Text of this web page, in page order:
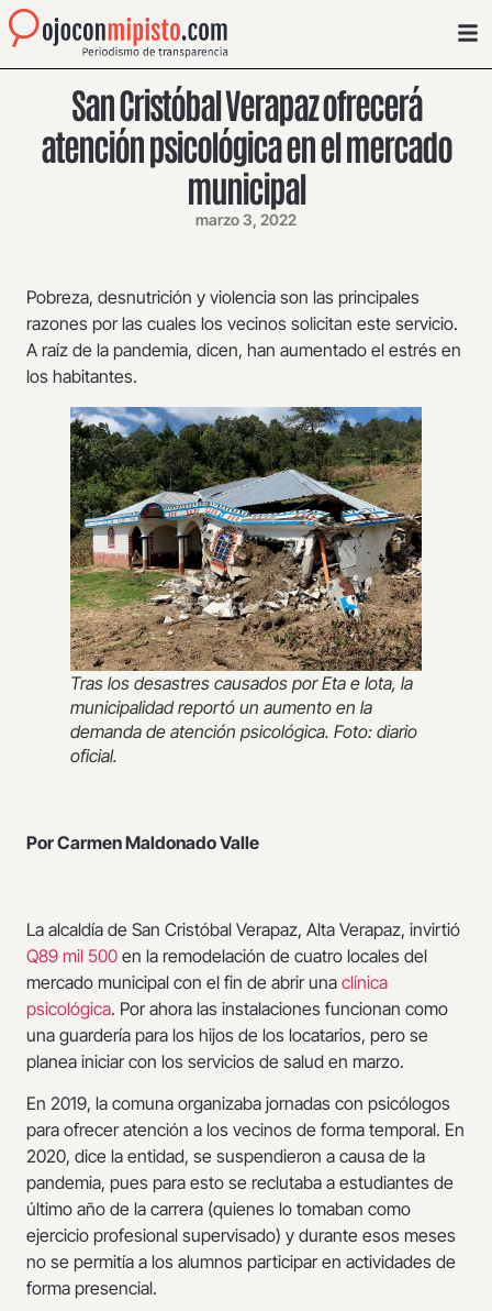
San Cristóbal Verapaz ofrecerá
atención psicológica en el mercado
municipal
marzo 3, 2022
Pobreza, desnutrición y violencia son las principales
razones por las cuales los vecinos solicitan este servicio.
A raíz de la pandemia, dicen, han aumentado el estrés en
los habitantes.
Tras los desastres causados por Eta e Iota, la
municipalidad reportó un aumento en la
demanda de atención psicológica. Foto: diario
oficial.
Por Carmen Maldonado Valle
La alcaldía de San Cristóbal Verapaz, Alta Verapaz, invirtió
Q89 mil 500 en la remodelación de cuatro locales del
mercado municipal con el fin de abrir una clínica
psicológica. Por ahora las instalaciones funcionan como
una guardería para los hijos de los locatarios, pero se
planea iniciar con los servicios de salud en marzo.
En 2019, la comuna organizaba jornadas con psicólogos
para ofrecer atención a los vecinos de forma temporal. En
2020, dice la entidad, se suspendieron a causa de la
pandemia, pues para esto se reclutaba a estudiantes de
último año de la carrera (quienes lo tomaban como
ejercicio profesional supervisado) y durante esos meses
no se permitía a los alumnos participar en actividades de
forma presencial.